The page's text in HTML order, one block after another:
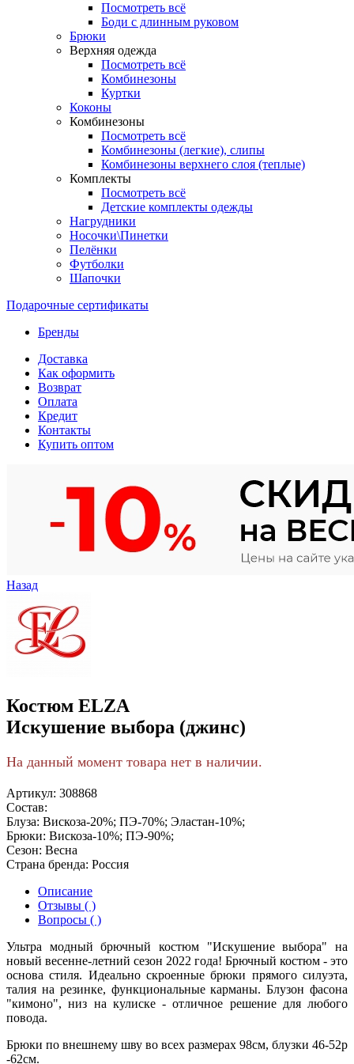
Посмотреть всё
Боди с длинным руковом
Брюки
Верхняя одежда
Посмотреть всё
Комбинезоны
Куртки
Коконы
Комбинезоны
Посмотреть всё
Комбинезоны (легкие), слипы
Комбинезоны верхнего слоя (теплые)
Комплекты
Посмотреть всё
Детские комплекты одежды
Нагрудники
Носочки\Пинетки
Пелёнки
Футболки
Шапочки
Подарочные сертификаты
Бренды
Доставка
Как оформить
Возврат
Оплата
Кредит
Контакты
Купить оптом
Назад
Костюм ELZA
Искушение выбора (джинс)
На данный момент товара нет в наличии.
Артикул: 308868
Состав:
Блуза: Вискоза-20%; ПЭ-70%; Эластан-10%;
Брюки: Вискоза-10%; ПЭ-90%;
Сезон: Весна
Страна бренда: Россия
Описание
Отзывы ( )
Вопросы ( )
Ультра модный брючный костюм "Искушение выбора" на
новый весенне-летний сезон 2022 года! Брючный костюм - это
основа стиля. Идеально скроенные брюки прямого силуэта,
талия на резинке, функциональные карманы. Блузон фасона
"кимоно", низ на кулиске - отличное решение для любого
повода.
Брюки по внешнему шву во всех размерах 98см, блузки 46-52р
-62см.